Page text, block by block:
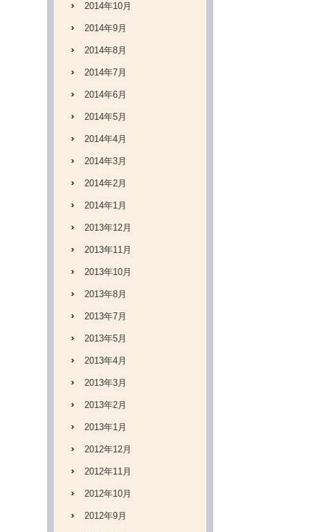
2014年10月
2014年9月
2014年8月
2014年7月
2014年6月
2014年5月
2014年4月
2014年3月
2014年2月
2014年1月
2013年12月
2013年11月
2013年10月
2013年8月
2013年7月
2013年5月
2013年4月
2013年3月
2013年2月
2013年1月
2012年12月
2012年11月
2012年10月
2012年9月